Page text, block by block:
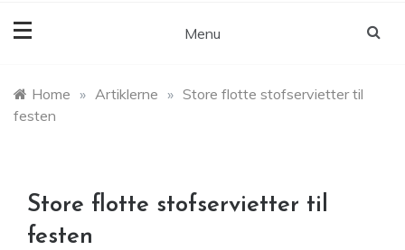
Menu
Home » Artiklerne » Store flotte stofservietter til
festen
Store flotte stofservietter til
festen